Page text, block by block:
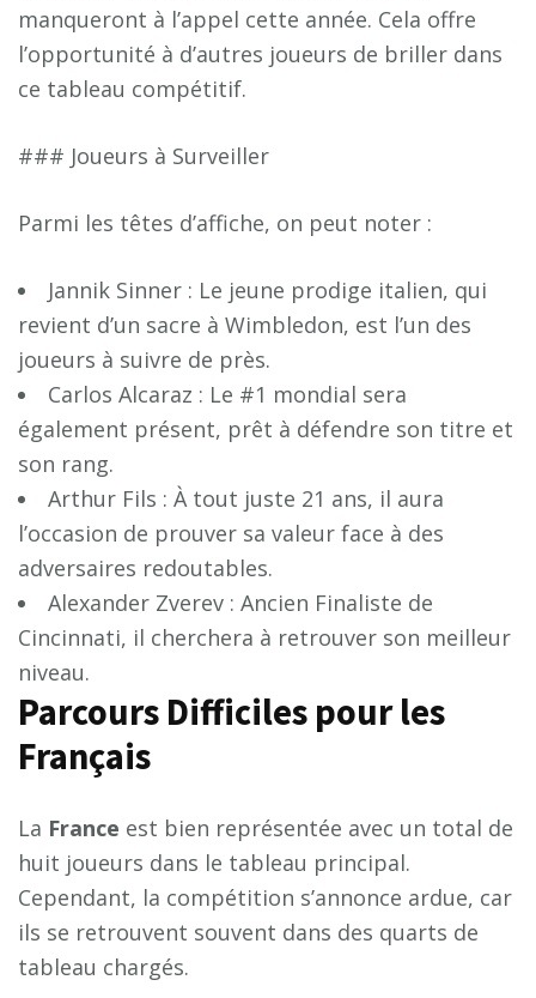
manqueront à l’appel cette année. Cela offre
l’opportunité à d’autres joueurs de briller dans
ce tableau compétitif.
### Joueurs à Surveiller
Parmi les têtes d’affiche, on peut noter :
Jannik Sinner : Le jeune prodige italien, qui
revient d’un sacre à Wimbledon, est l’un des
joueurs à suivre de près.
Carlos Alcaraz : Le #1 mondial sera
également présent, prêt à défendre son titre et
son rang.
Arthur Fils : À tout juste 21 ans, il aura
l’occasion de prouver sa valeur face à des
adversaires redoutables.
Alexander Zverev : Ancien Finaliste de
Cincinnati, il cherchera à retrouver son meilleur
niveau.
Parcours Difficiles pour les
Français
La France est bien représentée avec un total de
huit joueurs dans le tableau principal.
Cependant, la compétition s’annonce ardue, car
ils se retrouvent souvent dans des quarts de
tableau chargés.